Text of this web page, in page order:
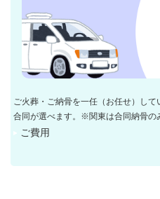
ご火葬・ご納骨を一任（お任せ）し
合同が選べます。※関東は合同納骨の
ご費用